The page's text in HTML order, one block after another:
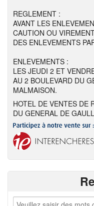
REGLEMENT :
AVANT LES
CAUTION OU
DES ENLEVEMENTS
ENLEVEMENTS :
LES JEUDI 2 ET
AU 2 BOULEVARD DU
MALMAISON.
HOTEL DE VENTES DE
DU GENERAL DE